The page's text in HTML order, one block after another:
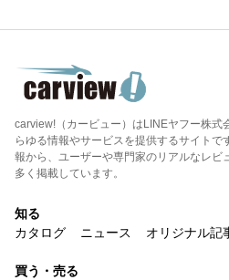
carview!（カービュー）はLINEヤフー株式
らゆる情報やサービスを提供するサイト
報から、ユーザーや専門家のリアルなレビ
多く掲載しています。
知る
カタログ
ニュース オリジナル記
買う・売る